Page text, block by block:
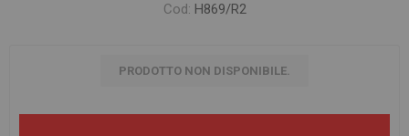
Cod: H869/R2
PRODOTTO NON DISPONIBILE.